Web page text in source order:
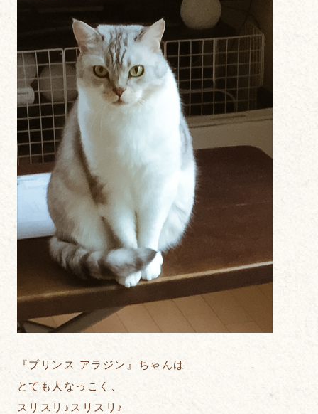
『プリンス アラジン』ちゃんは
とても人なっこく、
スリスリ♪スリスリ♪